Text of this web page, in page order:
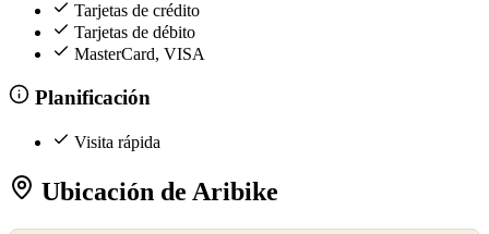
Tarjetas de crédito
Tarjetas de débito
MasterCard, VISA
Planificación
Visita rápida
Ubicación de Aribike